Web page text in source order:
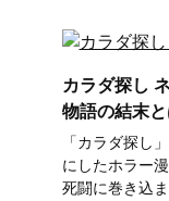
カラダ探し
物語の結末と
「カラダ探し
にしたホラー
死闘に巻き込